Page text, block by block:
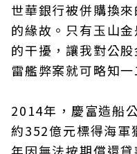
世華銀行被併購換
的緣故。只有玉山
的干擾，讓我對公
雷艦弊案就可略知一
2014年，慶富造船
約352億元標得海軍